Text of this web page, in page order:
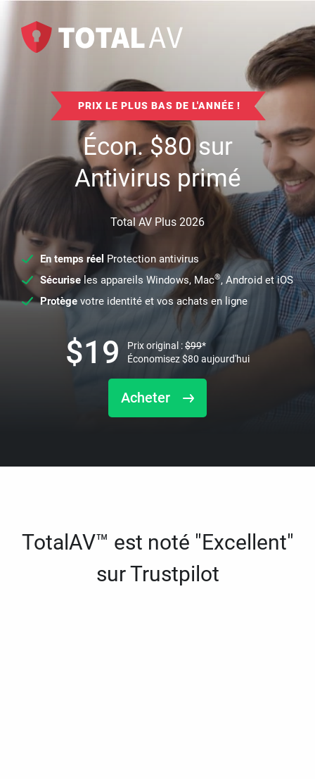
PRIX LE PLUS BAS DE L'ANNÉE !
Écon.$80sur
Antivirus primé
Total AV Plus 2026
En temps réel Protection antivirus
Sécuriseles appareils Windows, Mac®, Android et iOS
Protège votre identité et vos achats en ligne
Acheter
$19 Prix original :$99*
Économisez$80 aujourd'hui
TotalAV™ est noté "Excellent"
sur Trustpilot